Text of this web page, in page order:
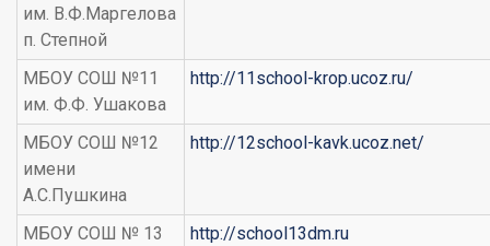
им. В.Ф.Маргелова
п. Степной
МБОУ СОШ №11
им. Ф.Ф. Ушакова
http://11school-krop.ucoz.ru/
МБОУ СОШ №12
имени
А.С.Пушкина
http://12school-kavk.ucoz.net/
МБОУ СОШ № 13
http://school13dm.ru